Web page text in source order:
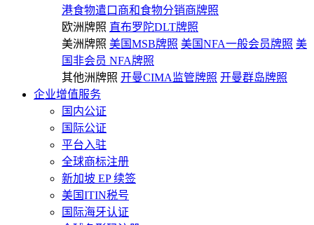
港食物遣口商和食物分销商牌照
欧洲牌照 直布罗陀DLT牌照
美洲牌照 美国MSB牌照 美国NFA一般会员牌照 美
国非会员 NFA牌照
其他洲牌照 开曼CIMA监管牌照 开曼群岛牌照
企业增值服务
国内公证
国际公证
平台入驻
全球商标注册
新加坡 EP 续签
美国ITIN税号
国际海牙认证